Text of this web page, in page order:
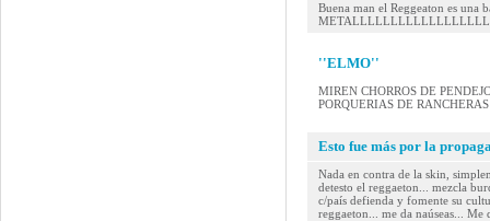
Buena man el Reggeaton es
''ELMO''
MIREN CHORROS DE
PORQUERIAS DE
Esto fue más por la
Nada en contra de la skin,
detesto el reggaeton... mezcla
c/país defienda y fomente su
reggaeton... me da naúseas...